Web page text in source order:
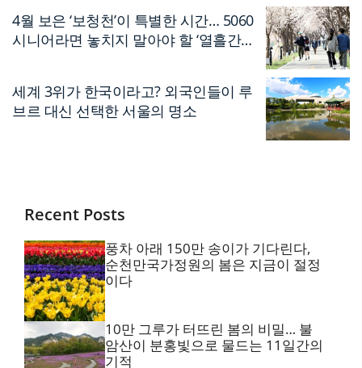
4월 보은 ‘보청천’이 특별한 시간… 5060
시니어라면 놓치지 말아야 할 ‘열흘간의
세계 3위가 한국이라고? 외국인들이 루
브르 대신 선택한 서울의 명소
Recent Posts
풍차 아래 150만 송이가 기다린다,
순천만국가정원의 봄은 지금이 절정
이다
10만 그루가 터뜨린 봄의 비밀… 불
암산이 분홍빛으로 물드는 11일간의
기적